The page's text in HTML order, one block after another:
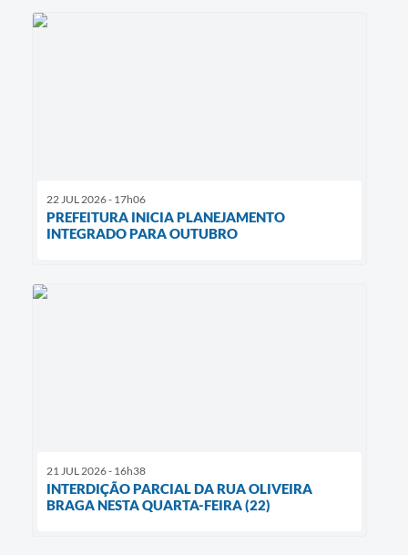
22 JUL 2026 - 17h06
PREFEITURA INICIA PLANEJAMENTO
INTEGRADO PARA OUTUBRO
21 JUL 2026 - 16h38
INTERDIÇÃO PARCIAL DA RUA OLIVEIRA
BRAGA NESTA QUARTA-FEIRA (22)